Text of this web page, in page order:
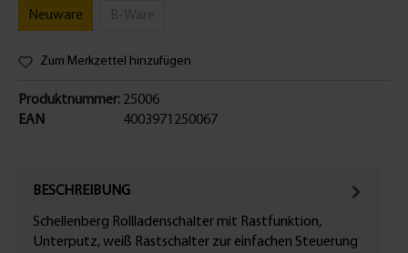
Neuware
Zum Merkzettel hinzufügen
Produktnummer:
EAN
25006
4003971250067
BESCHREIBUNG
Schellenberg Rollladenschalter mit Rastfunktion,
Unterputz, weiß Rastschalter zur einfachen Steuerung